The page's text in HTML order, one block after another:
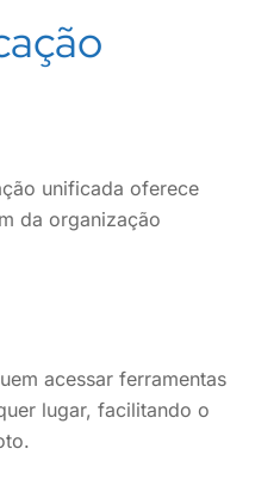
unificada oferece
da organização
acessar ferramentas
lugar, facilitando o